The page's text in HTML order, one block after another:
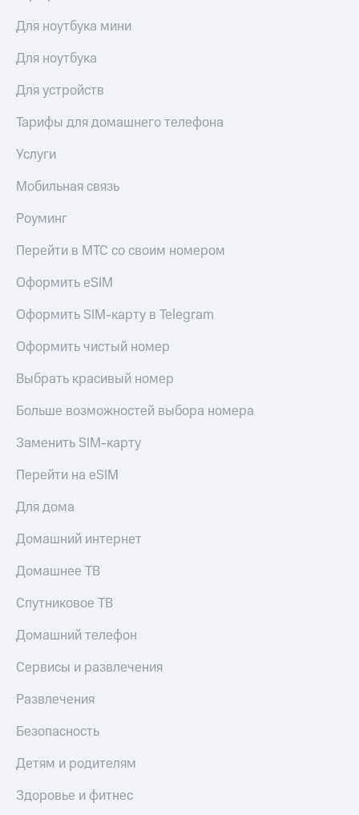
Для ноутбука мини
Для ноутбука
Для устройств
Тарифы для домашнего телефона
Услуги
Мобильная связь
Роуминг
Перейти в МТС со своим номером
Оформить eSIM
Оформить SIM-карту в Telegram
Оформить чистый номер
Выбрать красивый номер
Больше возможностей выбора номера
Заменить SIM-карту
Перейти на eSIM
Для дома
Домашний интернет
Домашнее ТВ
Спутниковое ТВ
Домашний телефон
Сервисы и развлечения
Развлечения
Безопасность
Детям и родителям
Здоровье и фитнес